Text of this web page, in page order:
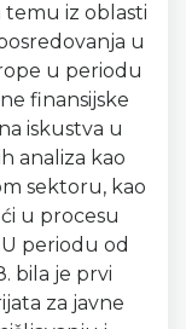
temu iz oblasti
u
u periodu
finansijske
iskustva u
analiza kao
sektoru, kao
u procesu
periodu od
bila je prvi
za javne